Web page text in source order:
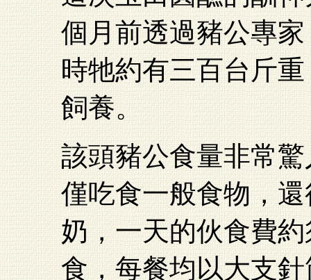
個月前透過豬公專
時牠約有三百台斤
飼養。
該頭豬公食量非常
僅吃食一般食物，
奶，一天的伙食費
食，每餐均以大支